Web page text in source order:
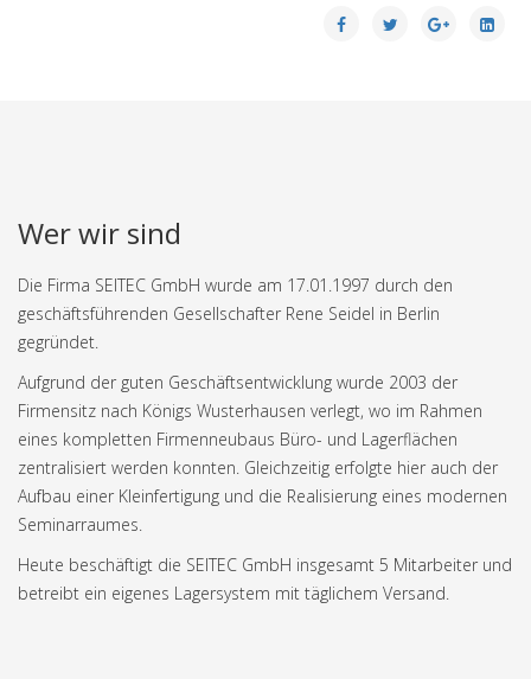
Wer wir sind
Die Firma SEITEC GmbH wurde am 17.01.1997 durch den
geschäftsführenden Gesellschafter Rene Seidel in Berlin
gegründet.
Aufgrund der guten Geschäftsentwicklung wurde 2003 der
Firmensitz nach Königs Wusterhausen verlegt, wo im Rahmen
eines kompletten Firmenneubaus Büro- und Lagerflächen
zentralisiert werden konnten. Gleichzeitig erfolgte hier auch der
Aufbau einer Kleinfertigung und die Realisierung eines modernen
Seminarraumes.
Heute beschäftigt die SEITEC GmbH insgesamt 5 Mitarbeiter und
betreibt ein eigenes Lagersystem mit täglichem Versand.